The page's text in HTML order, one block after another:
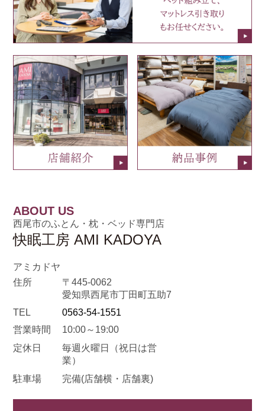
ABOUT US
西尾市のふとん・枕・ベッド専門店
快眠工房 AMI KADOYA
アミカドヤ
住所
〒445-0062
愛知県西尾市丁田町五助7
TEL
0563-54-1551
営業時間
10:00～19:00
定休日
毎週火曜日
（祝日は営
業）
駐車場
完備(店舗横・店舗裏)